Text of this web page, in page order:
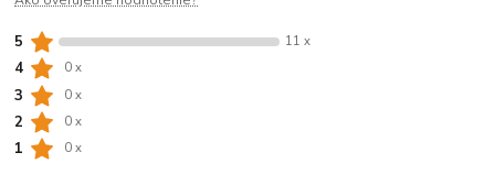
5 11 x
4 0 x
3 0 x
2 0 x
1 0 x